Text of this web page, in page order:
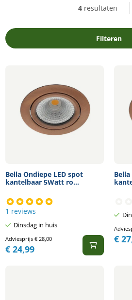
4 resultaten
Filteren
Bella Ondiepe LED spot
kantelbaar 5Watt ro...
1 reviews
Dinsdag in huis
Adviesprijs €28,00
€24,99
€